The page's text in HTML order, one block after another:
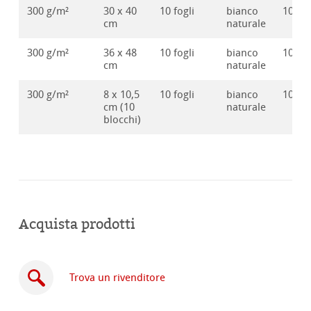
300 g/m²
30 x 40
cm
10 fogli
bianco
naturale
300 g/m²
36 x 48
cm
10 fogli
bianco
naturale
300 g/m²
8 x 10,5
cm (10
blocchi)
10 fogli
bianco
naturale
Acquista prodotti
Trova un rivenditore